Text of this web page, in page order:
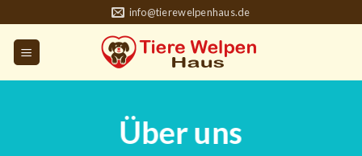
content
info@tierewelpenhaus.de
Über uns